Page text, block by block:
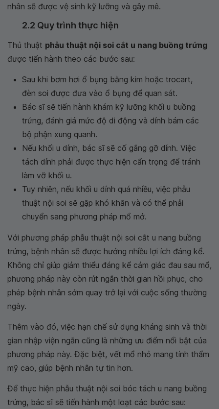
nhân sẽ được vệ sinh kỹ lưỡng và gây mê.
2.2 Quy trình thực hiện
Thủ thuật phẫu thuật nội soi cắt u nang buồng trứng
được tiến hành theo các bước sau:
Sau khi bơm hơi ổ bụng bằng kim hoặc trocart,
đèn soi được đưa vào ổ bụng để quan sát.
Bác sĩ sẽ tiến hành khám kỹ lưỡng khối u buồng
trứng, đánh giá mức độ di động và dính bám các
bộ phận xung quanh.
Nếu khối u dính, bác sĩ sẽ cố gắng gỡ dính. Việc
tách dính phải được thực hiện cẩn trọng để tránh
làm vỡ khối u.
Tuy nhiên, nếu khối u dính quá nhiều, việc phẫu
thuật nội soi sẽ gặp khó khăn và có thể phải
chuyển sang phương pháp mổ mở.
Với phương pháp phẫu thuật nội soi cắt u nang buồng
trứng, bệnh nhân sẽ được hưởng nhiều lợi ích đáng kể.
Không chỉ giúp giảm thiểu đáng kể cảm giác đau sau mổ,
phương pháp này còn rút ngắn thời gian hồi phục, cho
phép bệnh nhân sớm quay trở lại với cuộc sống thường
ngày.
Thêm vào đó, việc hạn chế sử dụng kháng sinh và thời
gian nhập viện ngắn cũng là những ưu điểm nổi bật của
phương pháp này. Đặc biệt, vết mổ nhỏ mang tính thẩm
mỹ cao, giúp bệnh nhân tự tin hơn.
Để thực hiện phẫu thuật nội soi bóc tách u nang buồng
trứng, bác sĩ sẽ tiến hành một loạt các bước sau: